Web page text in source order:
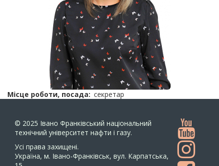
Місце роботи, посада секретар
© 2025 Івано Франківський національний
технічний університет нафти і газу.
Усi права захищенi.
Україна, м. Івано-Франківськ, вул. Карпатська,